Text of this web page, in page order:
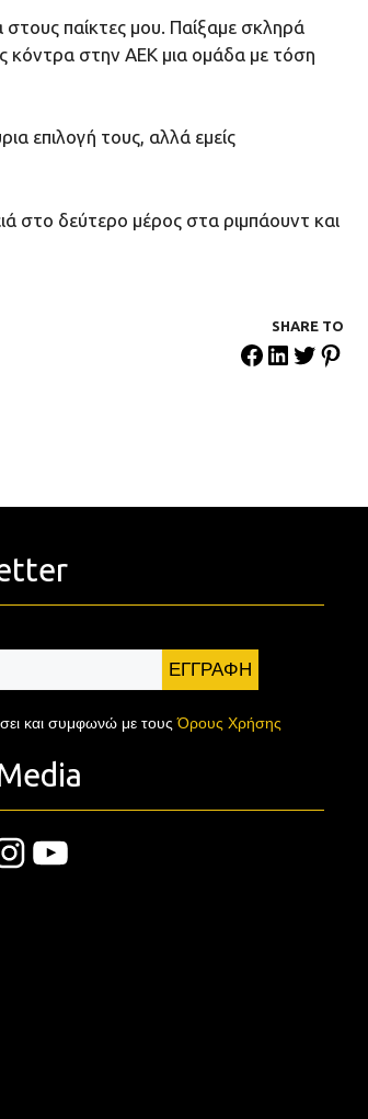
στους παίκτες μου. Παίξαμε σκληρά
κόντρα στην ΑΕΚ μια ομάδα με τόση
επιλογή τους, αλλά εμείς
στο δεύτερο μέρος στα ριμπάουντ και
SHARE ΤΟ
και συμφωνώ με τουςΌρους Χρήσης
YouTube